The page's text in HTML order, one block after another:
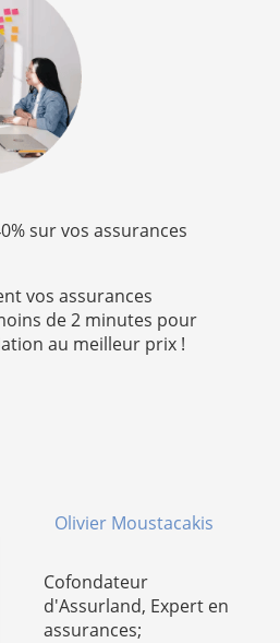
sur vos assurances
vos assurances
de 2 minutes pour
au meilleur prix !
Olivier Moustacakis
Cofondateur
d'Assurland, Expert en
assurances;